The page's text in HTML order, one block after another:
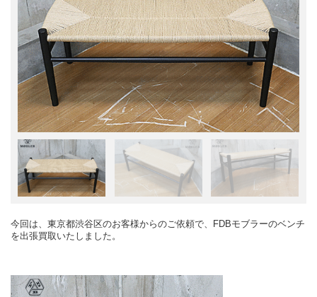
今回は、東京都渋谷区のお客様からのご依頼で、FDBモブラーのベンチ
を出張買取いたしました。